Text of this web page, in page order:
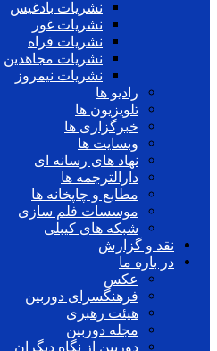
نشریات بادغیس
نشریات غور
نشریات فراه
نشریات مجاهدین
نشریات نیمروز
رادیو ها
تلویزیون ها
خبرگزاری ها
وبسایت ها
نهاد های رسانه ای
دارالترجمه ها
مطابع و چاپخانه ها
موسسات فلم سازی
شبکه های کیبلی
نقد و گزارش
در باره ما
عکس
فرهنگسرای دوربین
هیئت رهبری
مجله دوربین
دوربین از نگاه دیگران